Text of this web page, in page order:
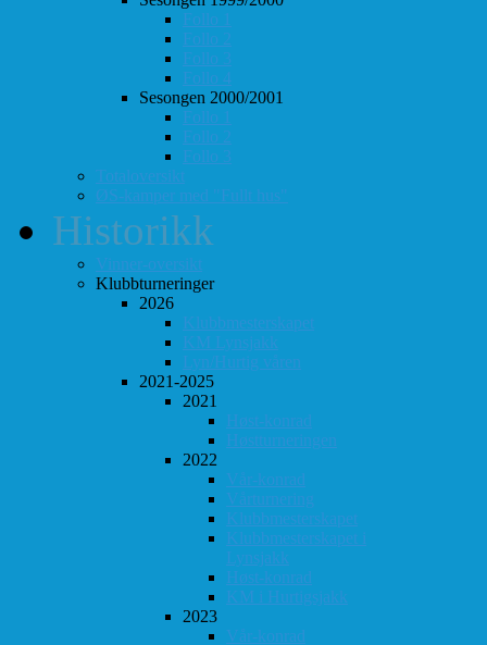
Follo 1
Follo 2
Follo 3
Follo 4
Sesongen 2000/2001
Follo 1
Follo 2
Follo 3
Totaloversikt
ØS-kamper med "Fullt hus"
Historikk
Vinner-oversikt
Klubbturneringer
2026
Klubbmesterskapet
KM Lynsjakk
Lyn/Hurtig våren
2021-2025
2021
Høst-konrad
Høstturneringen
2022
Vår-konrad
Vårturnering
Klubbmesterskapet
Klubbmesterskapet i
Lynsjakk
Høst-konrad
KM i Hurtigsjakk
2023
Vår-konrad